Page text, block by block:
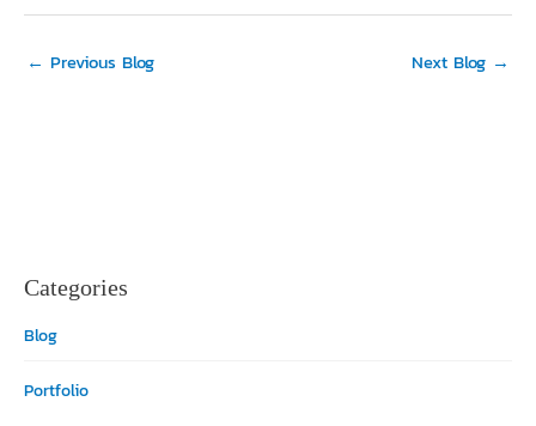
← Previous Blog Next Blog →
Categories
Blog
Portfolio